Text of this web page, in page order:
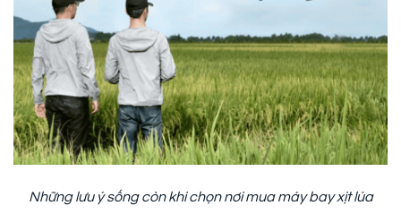
Những lưu ý sống còn khi chọn nơi mua máy bay xịt lúa